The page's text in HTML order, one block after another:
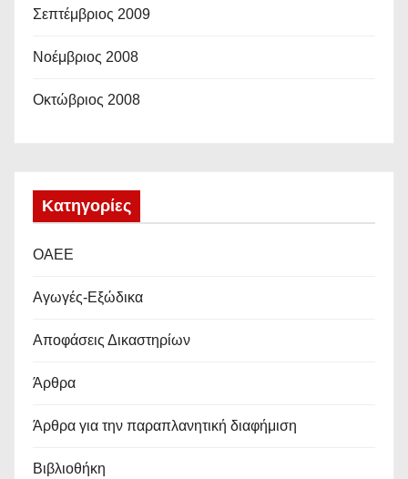
Σεπτέμβριος 2009
Νοέμβριος 2008
Οκτώβριος 2008
Kατηγορίες
OAEE
Αγωγές-Εξώδικα
Αποφάσεις Δικαστηρίων
Άρθρα
Άρθρα για την παραπλανητική διαφήμιση
Βιβλιοθήκη